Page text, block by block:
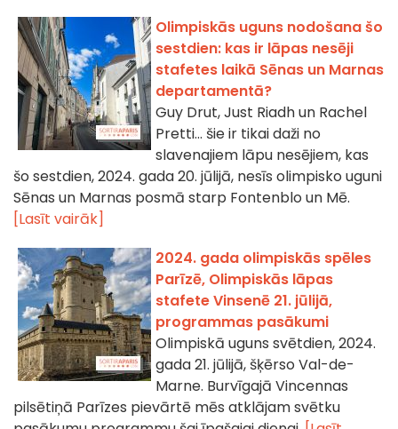
Olimpiskās uguns nodošana šo
sestdien: kas ir lāpas nesēji
stafetes laikā Sēnas un Marnas
departamentā?
Guy Drut, Just Riadh un Rachel
Pretti... šie ir tikai daži no
slavenajiem lāpu nesējiem, kas
šo sestdien, 2024. gada 20. jūlijā, nesīs olimpisko uguni
Sēnas un Marnas posmā starp Fontenblo un Mē.
[Lasīt vairāk]
2024. gada olimpiskās spēles
Parīzē, Olimpiskās lāpas
stafete Vinsenē 21. jūlijā,
programmas pasākumi
Olimpiskā uguns svētdien, 2024.
gada 21. jūlijā, šķērso Val-de-
Marne. Burvīgajā Vincennas
pilsētiņā Parīzes pievārtē mēs atklājam svētku